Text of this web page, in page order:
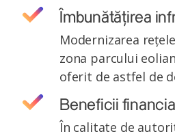
Îmbunătățirea
Modernizarea
zona parcului
oferit de astfel de
Beneficii
În calitate de